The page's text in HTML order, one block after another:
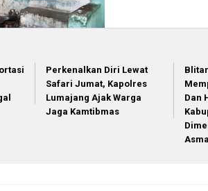
Perkenalkan Diri Lewat
Safari Jumat, Kapolres
Lumajang Ajak Warga
Jaga Kamtibmas
Dan